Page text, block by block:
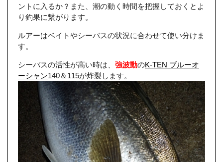
ントに入るか？また、潮の動く時間を把握しておくとよ
り釣果に繋がります。
ルアーはベイトやシーバスの状況に合わせて使い分けま
す。
シーバスの活性が高い時は、 強波動のK-TEN ブルーオ
ーシャン140＆115が炸裂します。